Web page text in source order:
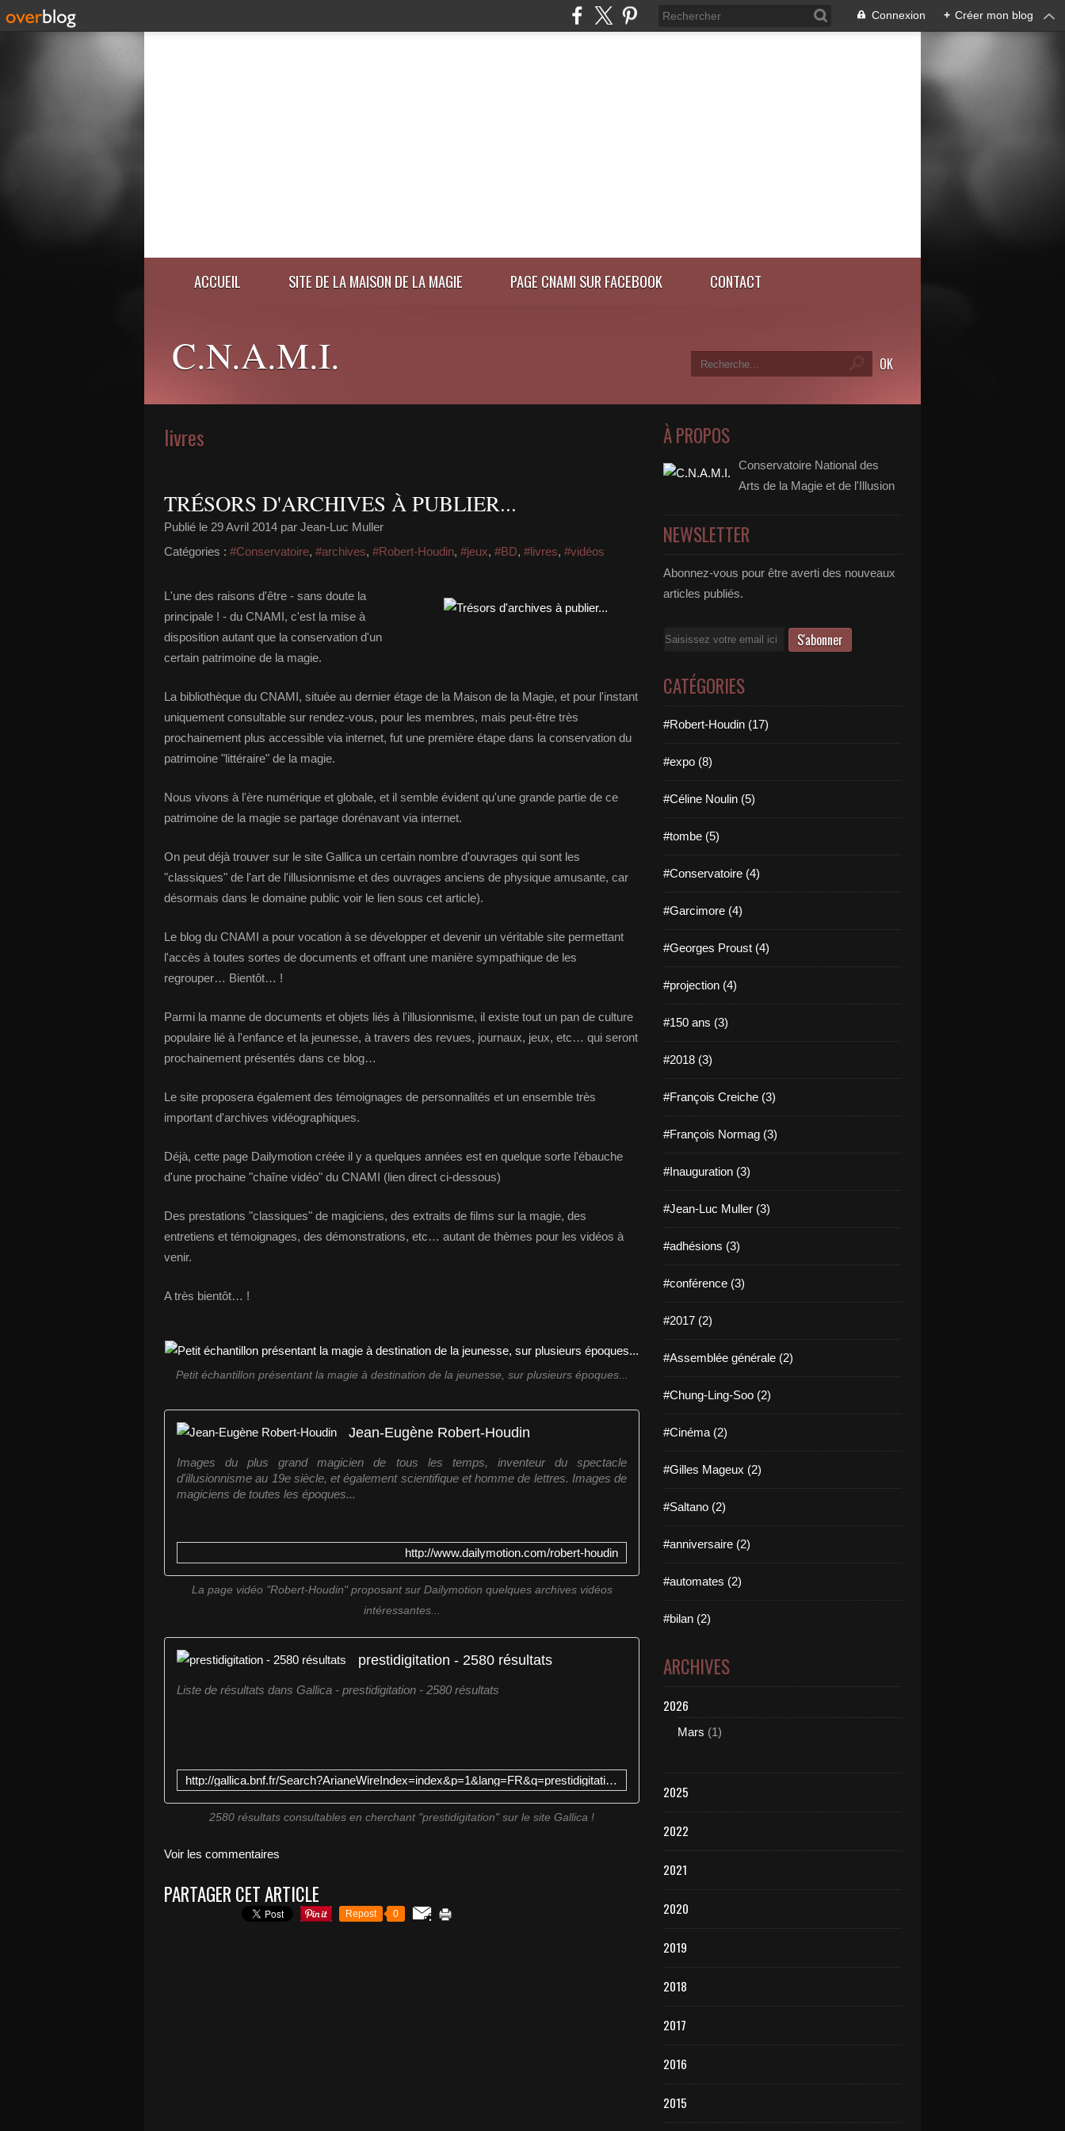
Connexion + Créer mon blog
ACCUEIL SITE DE LA MAISON DE LA MAGIE PAGE CNAMI SUR FACEBOOK CONTACT
C.N.A.M.I.
livres
TRÉSORS D'ARCHIVES À PUBLIER...
Publié le 29 Avril 2014 par Jean-Luc Muller
Catégories : #Conservatoire, #archives, #Robert-Houdin, #jeux, #BD, #livres, #vidéos
L'une des raisons d'être - sans doute la
principale ! - du CNAMI, c'est la mise à
disposition autant que la conservation d'un
certain patrimoine de la magie.
La bibliothèque du CNAMI, située au dernier étage de la Maison de la Magie, et pour l'instant
uniquement consultable sur rendez-vous, pour les membres, mais peut-être très
prochainement plus accessible via internet, fut une première étape dans la conservation du
patrimoine "littéraire" de la magie.
Nous vivons à l'ère numérique et globale, et il semble évident qu'une grande partie de ce
patrimoine de la magie se partage dorénavant via internet.
On peut déjà trouver sur le site Gallica un certain nombre d'ouvrages qui sont les
"classiques" de l'art de l'illusionnisme et des ouvrages anciens de physique amusante, car
désormais dans le domaine public voir le lien sous cet article).
Le blog du CNAMI a pour vocation à se développer et devenir un véritable site permettant
l'accès à toutes sortes de documents et offrant une manière sympathique de les
regrouper… Bientôt… !
Parmi la manne de documents et objets liés à l'illusionnisme, il existe tout un pan de culture
populaire lié à l'enfance et la jeunesse, à travers des revues, journaux, jeux, etc… qui seront
prochainement présentés dans ce blog…
Le site proposera également des témoignages de personnalités et un ensemble très
important d'archives vidéographiques.
Déjà, cette page Dailymotion créée il y a quelques années est en quelque sorte l'ébauche
d'une prochaine "chaîne vidéo" du CNAMI (lien direct ci-dessous)
Des prestations "classiques" de magiciens, des extraits de films sur la magie, des
entretiens et témoignages, des démonstrations, etc… autant de thèmes pour les vidéos à
venir.
A très bientôt… !
Petit échantillon présentant la magie à destination de la jeunesse, sur plusieurs époques...
Jean-Eugène Robert-Houdin
Images du plus grand magicien de tous les temps, inventeur du spectacle
d'illusionnisme au 19e siècle, et également scientifique et homme de lettres. Images de
magiciens de toutes les époques...
http://www.dailymotion.com/robert-houdin
La page vidéo "Robert-Houdin" proposant sur Dailymotion quelques archives vidéos
intéressantes...
prestidigitation - 2580 résultats
Liste de résultats dans Gallica - prestidigitation - 2580 résultats
http://gallica.bnf.fr/Search?ArianeWireIndex=index&p=1&lang=FR&q=prestidigitation&x=21&y=12
2580 résultats consultables en cherchant "prestidigitation" sur le site Gallica !
Voir les commentaires
PARTAGER CET ARTICLE
Repost 0
À PROPOS
Conservatoire National des
Arts de la Magie et de l'Illusion
NEWSLETTER
Abonnez-vous pour être averti des nouveaux
articles publiés.
Email
CATÉGORIES
#Robert-Houdin (17)
#expo (8)
#Céline Noulin (5)
#tombe (5)
#Conservatoire (4)
#Garcimore (4)
#Georges Proust (4)
#projection (4)
#150 ans (3)
#2018 (3)
#François Creiche (3)
#François Normag (3)
#Inauguration (3)
#Jean-Luc Muller (3)
#adhésions (3)
#conférence (3)
#2017 (2)
#Assemblée générale (2)
#Chung-Ling-Soo (2)
#Cinéma (2)
#Gilles Mageux (2)
#Saltano (2)
#anniversaire (2)
#automates (2)
#bilan (2)
ARCHIVES
2026
Mars (1)
2025
2022
2021
2020
2019
2018
2017
2016
2015